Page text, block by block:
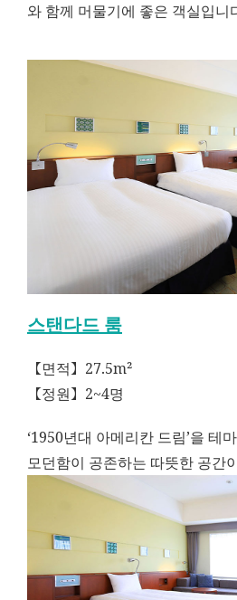
와 함께 머물기에 좋은 객실입니
스탠다드 룸
【면적】27.5m²
【정원】2~4명
‘1950년대 아메리칸 드림’을 테
모던함이 공존하는 따뜻한 공간